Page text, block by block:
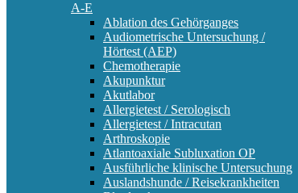
A-E
Ablation des Gehörganges
Audiometrische Untersuchung /
Hörtest (AEP)
Chemotherapie
Akupunktur
Akutlabor
Allergietest / Serologisch
Allergietest / Intracutan
Arthroskopie
Atlantoaxiale Subluxation OP
Ausführliche klinische Untersuchung
Auslandshunde / Reisekrankheiten